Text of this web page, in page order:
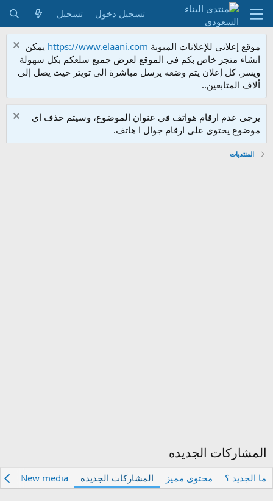
تسجيل دخول تسجيل
موقع إعلاني للإعلانات المبوبة https://www.elaani.com يمكن
انشاء متجر خاص بكم في الموقع لعرض جميع سلعكم بكل سهولة
ويسر. كل إعلان يتم وضعه يرسل مباشرة الى تويتر حيث يصل إلى
ألاف المتابعين..
يرجى عدم ارقام هواتف في عنوان الموضوع، وسيتم حذف اي
موضوع يحتوى على ارقام جوال ا هاتف.
المنتديات
المشاركات الجديده
ما الجديد ؟ محتوى مميز المشاركات الجديده New media